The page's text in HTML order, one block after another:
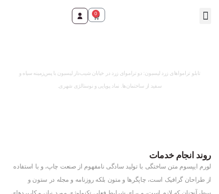
0
تابلو ترامواهای زرد لیسبون: دو تراموای زرد در خیابان شیب‌دار لیسبون با پس‌زمینه سیاه و
سفید از ساختمان‌ها. نماد پویایی و نوستالژی شهری.
روند انجام خدمات
لورم ایپسوم متن ساختگی با تولید سادگی نامفهوم از صنعت چاپ، و با استفاده
از طراحان گرافیک است، چاپگرها و متون بلکه روزنامه و مجله در ستون و